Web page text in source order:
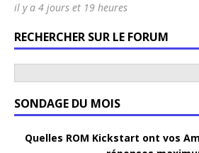
il y a 4 jours et 19 heures
RECHERCHER SUR LE FORUM
SONDAGE DU MOIS
Quelles ROM Kickstart ont vos